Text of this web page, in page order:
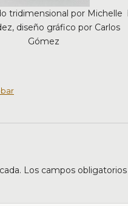
tridimensional por Michelle
diseño gráfico por Carlos
Gómez
Los campos